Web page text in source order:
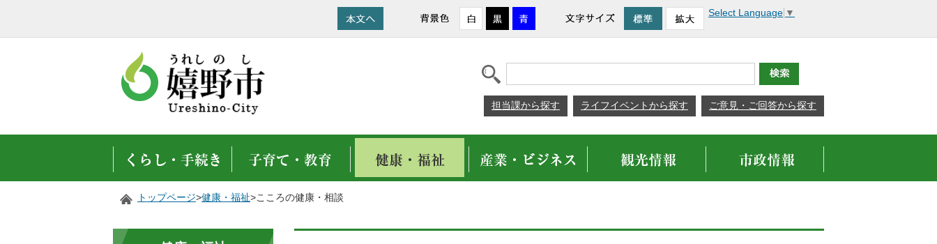
Select Language ▼
担当課から探す ライフイベントから探す ご意見・ご回答から探す
トップページ>健康・福祉>こころの健康・相談